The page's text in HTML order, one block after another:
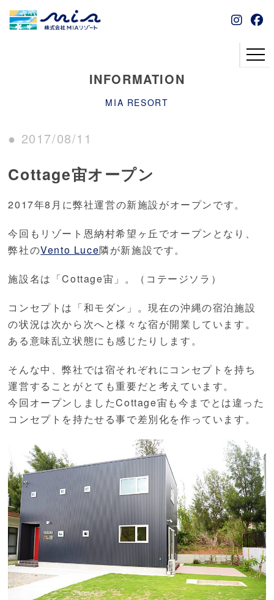
INFORMATION
MIA RESORT
● 2017/08/11
Cottage宙オープン
2017年8月に弊社運営の新施設がオープンです。
今回もリゾート恩納村希望ヶ丘でオープンとなり、
弊社のVento Luce隣が新施設です。
施設名は「Cottage宙」。（コテージソラ）
コンセプトは「和モダン」。現在の沖縄の宿泊施設
の状況は次から次へと様々な宿が開業しています。
ある意味乱立状態にも感じたりします。
そんな中、弊社では宿それぞれにコンセプトを持ち
運営することがとても重要だと考えています。
今回オープンしましたCottage宙も今までとは違った
コンセプトを持たせる事で差別化を作っています。